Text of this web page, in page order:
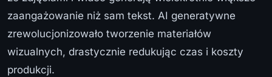
zaangażowanie niż sam tekst. AI generatywne
zrewolucjonizowało tworzenie materiałów
wizualnych, drastycznie redukując czas i koszty
produkcji.